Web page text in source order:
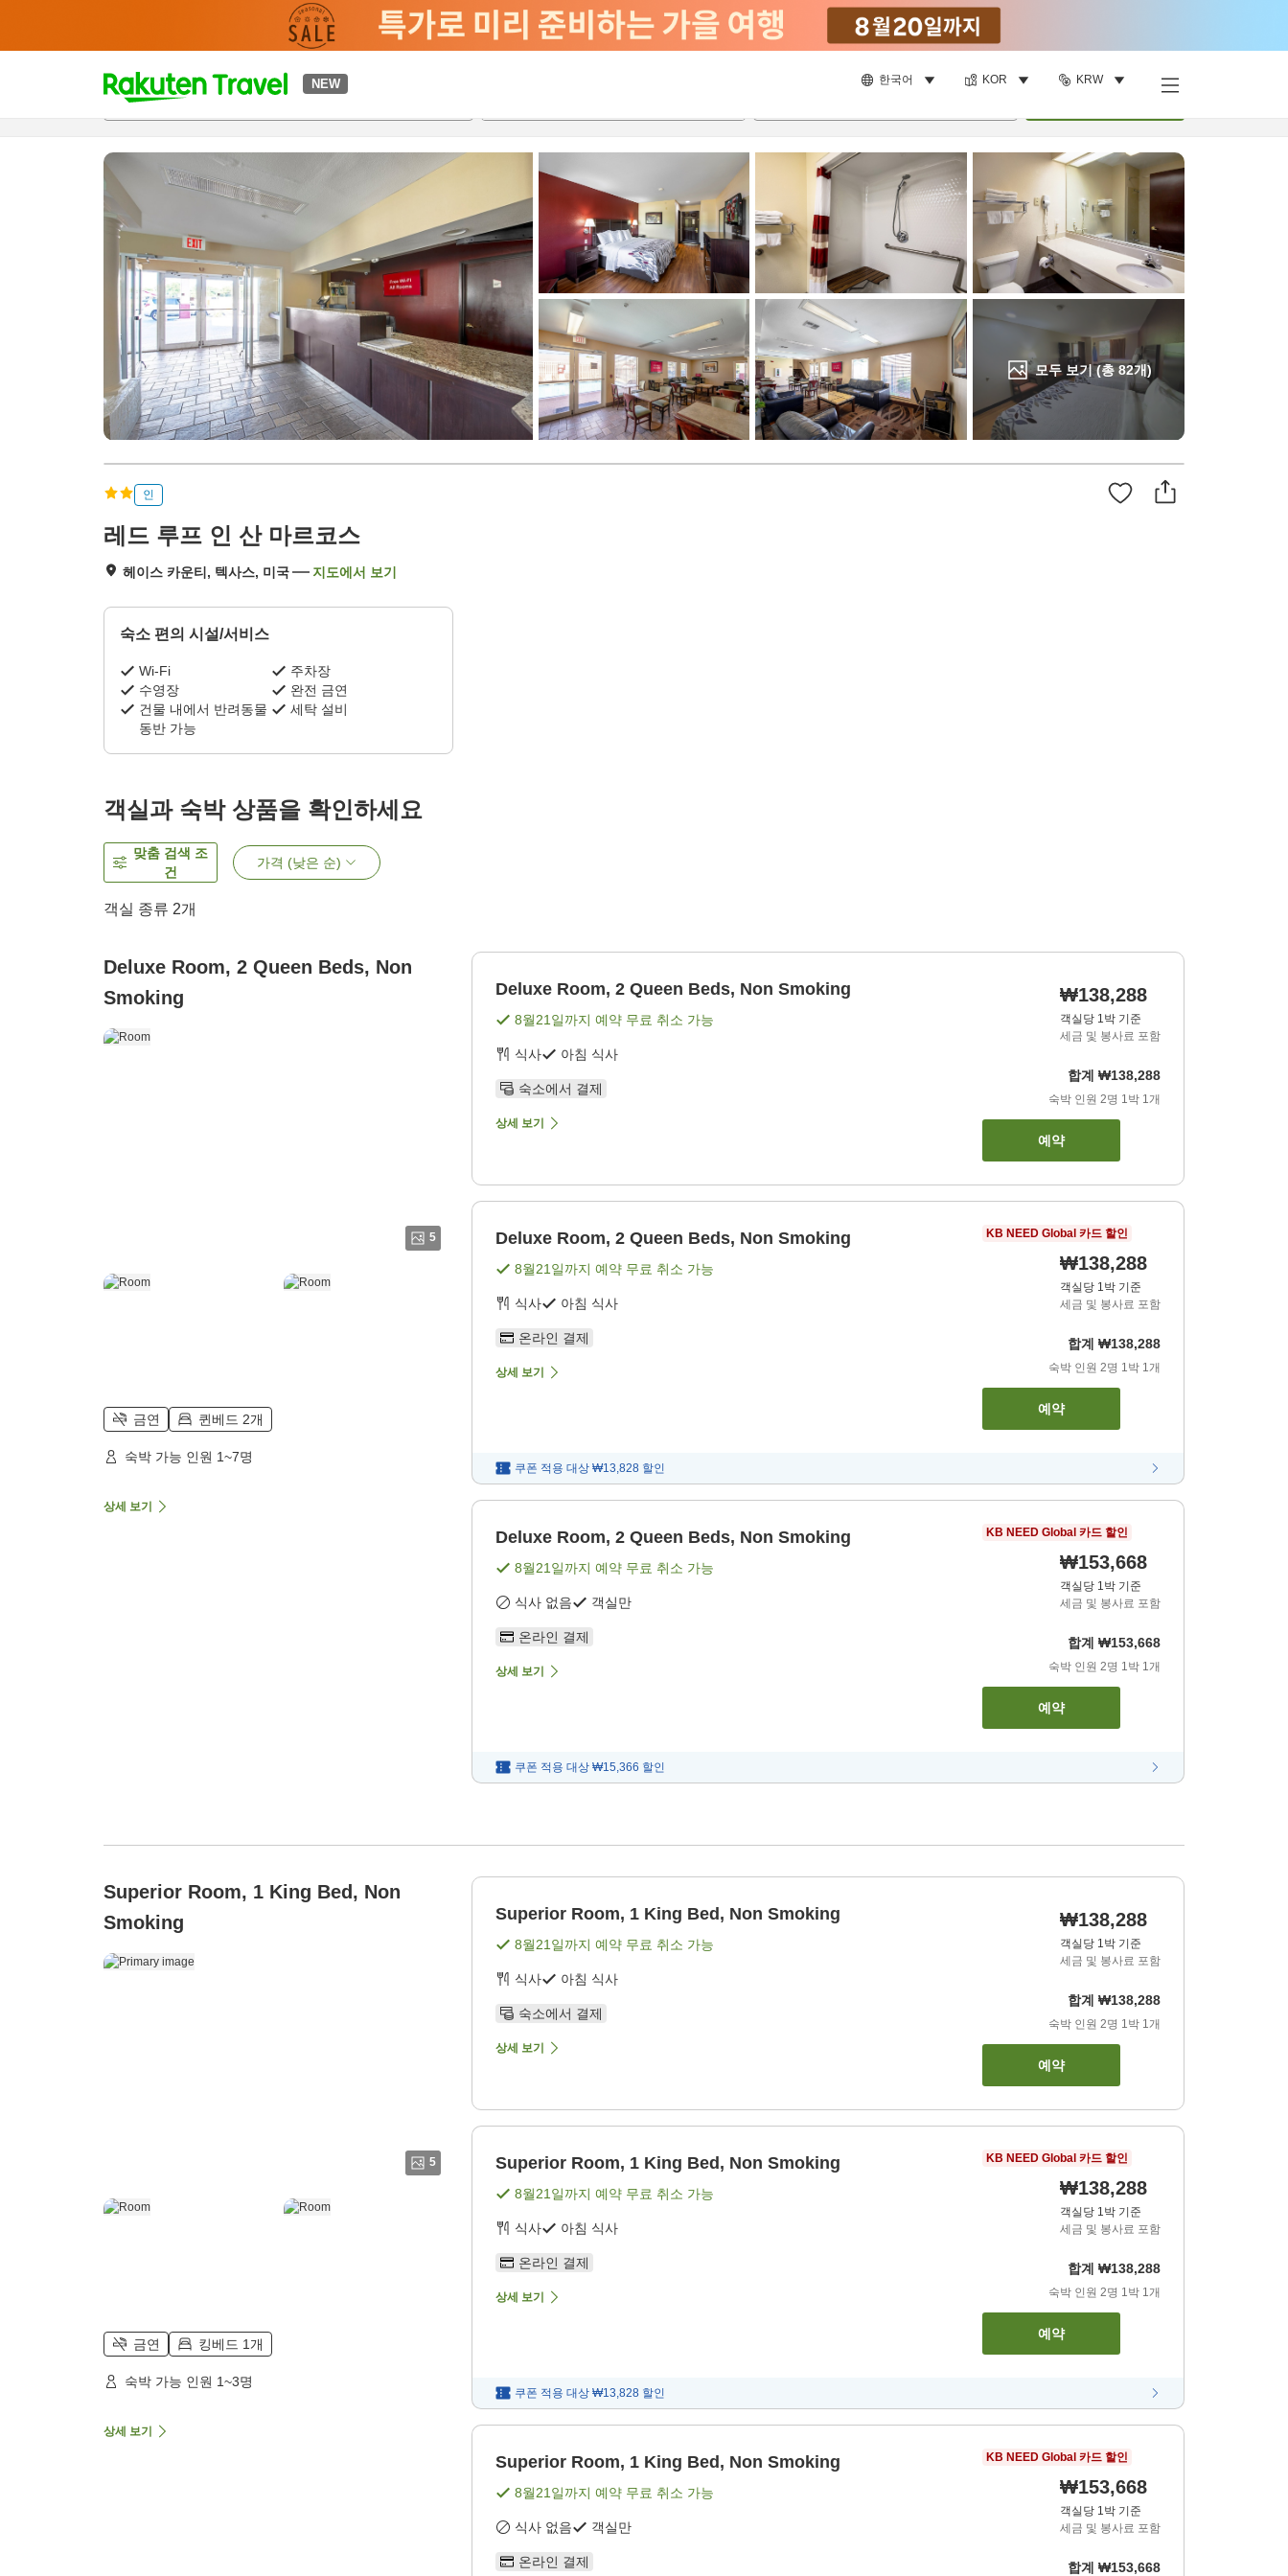
NEW 한국어 KOR KRW
t
p
a
g
_
모두 보기 (총 82개)
개요객실 & 숙박 상품이용 후기 편의 시설/서비스
인
레드 루프 인 산 마르코스
헤이스 카운티, 텍사스, 미국 지도에서 보기
숙소 편의 시설/서비스
Wi-Fi
주차장
수영장
완전 금연
건물 내에서 반려동물
동반 가능
세탁 설비
객실과 숙박 상품을 확인하세요
맞춤 검색 조
건
가격 (낮은 순)
객실 종류 2개
Deluxe Room, 2 Queen Beds, Non
Smoking
5
금연 퀸베드 2개
숙박 가능 인원 1~7명
상세 보기
Deluxe Room, 2 Queen Beds, Non Smoking
8월21일까지 예약 무료 취소 가능
식사 아침 식사
숙소에서 결제
상세 보기
₩138,288
객실당 1박 기준
세금 및 봉사료 포함
합계 ₩138,288
숙박 인원 2명 1박 1개
예약
Deluxe Room, 2 Queen Beds, Non Smoking
8월21일까지 예약 무료 취소 가능
식사 아침 식사
온라인 결제
상세 보기
KB NEED Global 카드 할인
₩138,288
객실당 1박 기준
세금 및 봉사료 포함
합계 ₩138,288
숙박 인원 2명 1박 1개
예약
쿠폰 적용 대상 ₩13,828 할인
Deluxe Room, 2 Queen Beds, Non Smoking
8월21일까지 예약 무료 취소 가능
식사 없음 객실만
온라인 결제
상세 보기
KB NEED Global 카드 할인
₩153,668
객실당 1박 기준
세금 및 봉사료 포함
합계 ₩153,668
숙박 인원 2명 1박 1개
예약
쿠폰 적용 대상 ₩15,366 할인
Superior Room, 1 King Bed, Non
Smoking
5
금연 킹베드 1개
숙박 가능 인원 1~3명
상세 보기
Superior Room, 1 King Bed, Non Smoking
8월21일까지 예약 무료 취소 가능
식사 아침 식사
숙소에서 결제
상세 보기
₩138,288
객실당 1박 기준
세금 및 봉사료 포함
합계 ₩138,288
숙박 인원 2명 1박 1개
예약
Superior Room, 1 King Bed, Non Smoking
8월21일까지 예약 무료 취소 가능
식사 아침 식사
온라인 결제
상세 보기
KB NEED Global 카드 할인
₩138,288
객실당 1박 기준
세금 및 봉사료 포함
합계 ₩138,288
숙박 인원 2명 1박 1개
예약
쿠폰 적용 대상 ₩13,828 할인
Superior Room, 1 King Bed, Non Smoking
8월21일까지 예약 무료 취소 가능
식사 없음 객실만
온라인 결제
KB NEED Global 카드 할인
₩153,668
객실당 1박 기준
세금 및 봉사료 포함
합계 ₩153,668